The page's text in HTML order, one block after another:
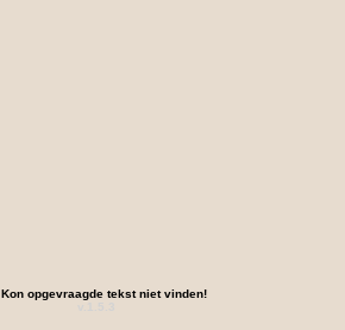
Kon opgevraagde tekst niet vinden!